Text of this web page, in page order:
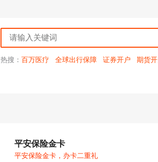
热搜： 百万医疗 全球出行保障 证券开户 期货
平安保险金卡
平安保险金卡，办卡二重礼